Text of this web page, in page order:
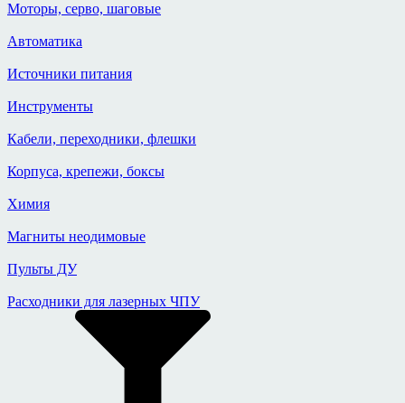
Моторы, серво, шаговые
Автоматика
Источники питания
Инструменты
Кабели, переходники, флешки
Корпуса, крепежи, боксы
Химия
Магниты неодимовые
Пульты ДУ
Расходники для лазерных ЧПУ